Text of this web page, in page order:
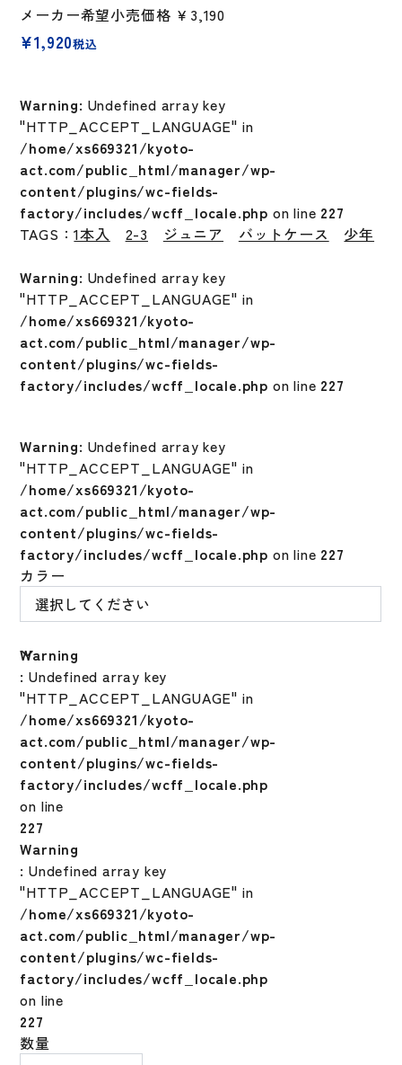
メーカー希望小売価格 ￥3,190
¥1,920税込
Warning: Undefined array key
"HTTP_ACCEPT_LANGUAGE" in
/home/xs669321/kyoto-
act.com/public_html/manager/wp-
content/plugins/wc-fields-
factory/includes/wcff_locale.php on line 227
TAGS：1本入 2-3 ジュニア バットケース
少年
Warning: Undefined array key
"HTTP_ACCEPT_LANGUAGE" in
/home/xs669321/kyoto-
act.com/public_html/manager/wp-
content/plugins/wc-fields-
factory/includes/wcff_locale.php on line 227
Warning: Undefined array key
"HTTP_ACCEPT_LANGUAGE" in
/home/xs669321/kyoto-
act.com/public_html/manager/wp-
content/plugins/wc-fields-
factory/includes/wcff_locale.php on line 227
カラー
Warning
: Undefined array key
"HTTP_ACCEPT_LANGUAGE" in
/home/xs669321/kyoto-
act.com/public_html/manager/wp-
content/plugins/wc-fields-
factory/includes/wcff_locale.php
on line
227
数量
野
Warning
: Undefined array key
"HTTP_ACCEPT_LANGUAGE" in
/home/xs669321/kyoto-
act.com/public_html/manager/wp-
content/plugins/wc-fields-
factory/includes/wcff_locale.php
on line
227